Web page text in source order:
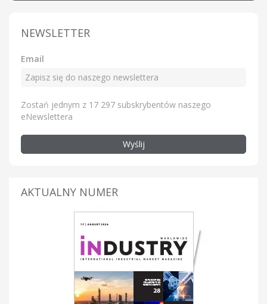
NEWSLETTER
Email
Zostań jednym z 17 297 subskrybentów naszego
eNewslettera
Wyślij
AKTUALNY NUMER